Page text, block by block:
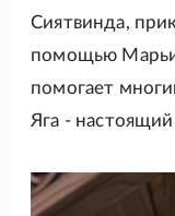
Сиятвинда,
помощью Марьи
помогает
Яга -